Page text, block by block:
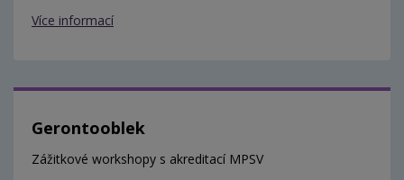
Více informací
Gerontooblek
Zážitkové workshopy s akreditací MPSV